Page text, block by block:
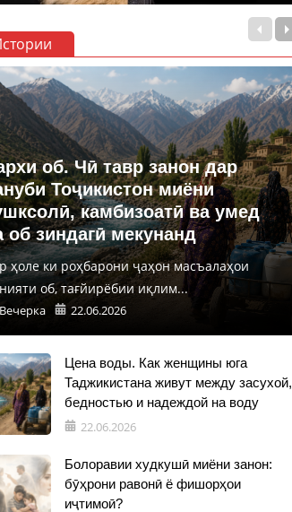
об. Чӣ тавр занон дар
Тоҷикистон миёни
камбизоатӣ ва умед
об зиндагӣ мекунанд
ҳоле ки роҳбарони ҷаҳон масъалаҳои
об, тағйирёбии иқлим...
Вечерка 22.06.2026
Цена воды. Как женщины юга
Таджикистана живут между засухой,
бедностью и надеждой на воду
22.06.2026
Болоравии худкушӣ миёни занон:
бӯҳрони равонӣ ё фишорҳои
иҷтимоӣ?